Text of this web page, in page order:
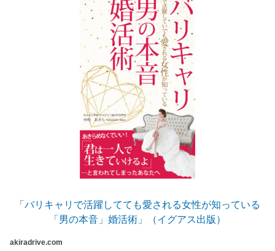
「バリキャリで活躍してても愛される女性が知っている
「男の本音」婚活術」（イグアス出版）
akiradrive.com